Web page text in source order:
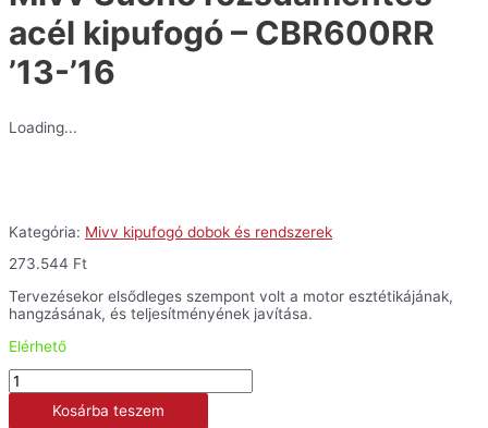
acél kipufogó – CBR600RR
’13-’16
Loading...
Kategória: Mivv kipufogó dobok és rendszerek
273.544 Ft
Tervezésekor elsődleges szempont volt a motor esztétikájának,
hangzásának, és teljesítményének javítása.
Elérhető
Mivv
Suono
rozsdamentes
Kosárba teszem